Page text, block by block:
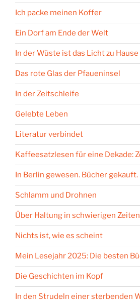
Ich packe meinen Koffer
Ein Dorf am Ende der Welt
In der Wüste ist das Licht zu Hause
Das rote Glas der Pfaueninsel
In der Zeitschleife
Gelebte Leben
Literatur verbindet
Kaffeesatzlesen für eine Dekade:
In Berlin gewesen. Bücher gekauft.
Schlamm und Drohnen
Über Haltung in schwierigen Zeiten
Nichts ist, wie es scheint
Mein Lesejahr 2025: Die besten
Die Geschichten im Kopf
In den Strudeln einer sterbenden